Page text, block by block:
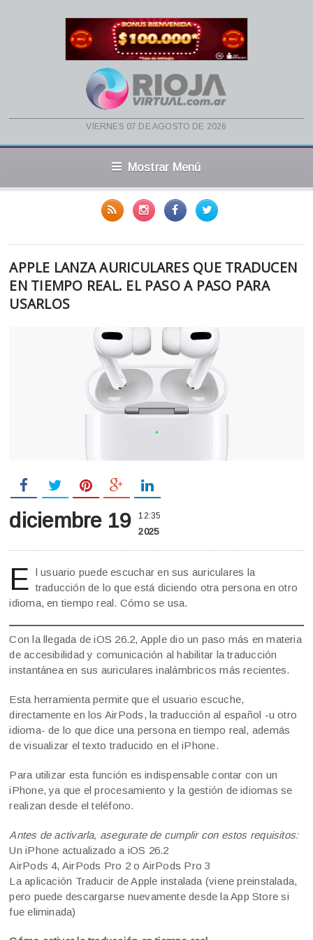
viernes 07 de agosto de 2026
Mostrar Menú
APPLE LANZA AURICULARES QUE TRADUCEN
EN TIEMPO REAL. EL PASO A PASO PARA
USARLOS
diciembre 19 12:35
2025
E l usuario puede escuchar en sus auriculares la
traducción de lo que está diciendo otra persona en otro
idioma, en tiempo real. Cómo se usa.
Con la llegada de iOS 26.2, Apple dio un paso más en materia
de accesibilidad y comunicación al habilitar la traducción
instantánea en sus auriculares inalámbricos más recientes.
Esta herramienta permite que el usuario escuche,
directamente en los AirPods, la traducción al español -u otro
idioma- de lo que dice una persona en tiempo real, además
de visualizar el texto traducido en el iPhone.
Para utilizar esta función es indispensable contar con un
iPhone, ya que el procesamiento y la gestión de idiomas se
realizan desde el teléfono.
Antes de activarla, asegurate de cumplir con estos requisitos:
Un iPhone actualizado a iOS 26.2
AirPods 4, AirPods Pro 2 o AirPods Pro 3
La aplicación Traducir de Apple instalada (viene preinstalada,
pero puede descargarse nuevamente desde la App Store si
fue eliminada)